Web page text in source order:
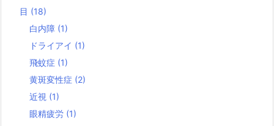
目 (18)
白内障 (1)
ドライアイ (1)
飛蚊症 (1)
黄斑変性症 (2)
近視 (1)
眼精疲労 (1)